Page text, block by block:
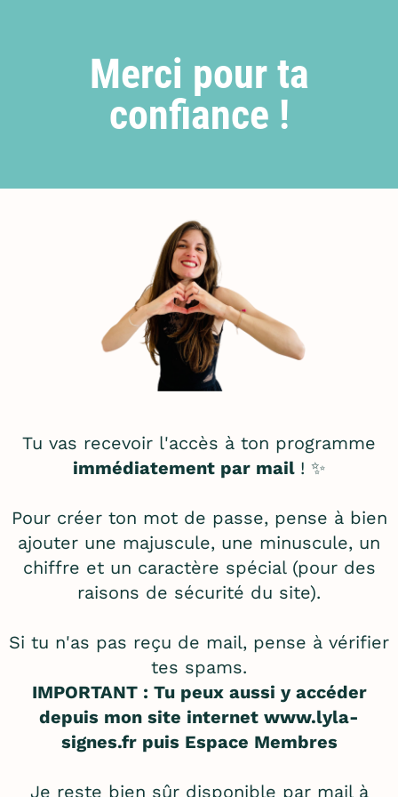
Merci pour ta
confiance !
Tu vas recevoir l'accès à ton programme
immédiatement par mail ! ✨
Pour créer ton mot de passe, pense à bien
ajouter une majuscule, une minuscule, un
chiffre et un caractère spécial (pour des
raisons de sécurité du site).
Si tu n'as pas reçu de mail, pense à vérifier
tes spams.
IMPORTANT : Tu peux aussi y accéder
depuis mon site internet www.lyla-
signes.frpuis Espace Membres
Je reste bien sûr disponible par mail à